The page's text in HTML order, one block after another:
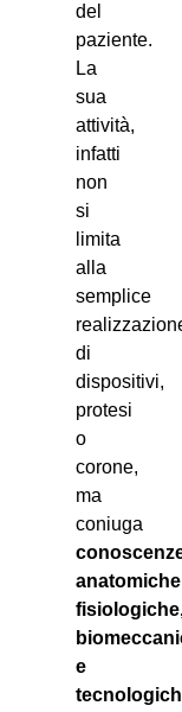
del
paziente.
La
sua
attività,
infatti
non
si
limita
alla
semplice
di
dispositivi,
protesi
o
corone,
ma
coniuga
e